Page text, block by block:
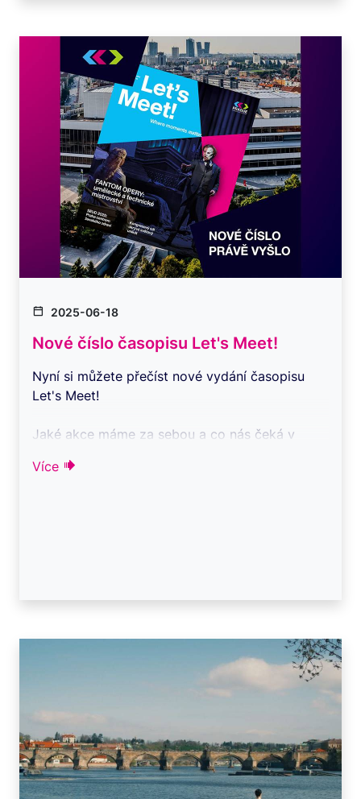
2025-06-18
Nové číslo časopisu Let's Meet!
Nyní si můžete přečíst nové vydání časopisu
Let's Meet!
Jaké akce máme za sebou a co nás čeká v
Poohlédneme se společně ...
Více